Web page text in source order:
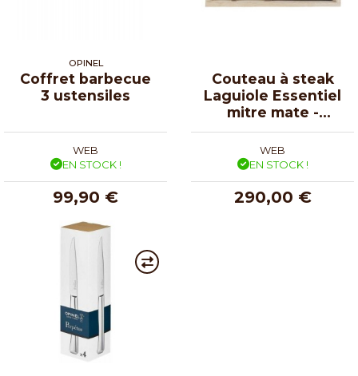
OPINEL
Coffret barbecue
3 ustensiles
WEB
EN STOCK !
99,90 €
Couteau à steak
Laguiole Essentiel
mitre mate -
coffret de 6
WEB
EN STOCK !
290,00 €